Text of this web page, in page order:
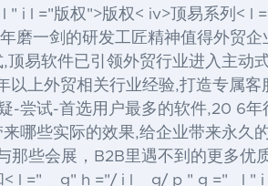
" i l ="版权">版权< iv>顶易系列< l
磨一剑的研发工匠精神值得外贸
易软件已引领外贸行业进入主动
上外贸相关行业经验,打造专属客
-尝试-首选用户最多的软件,20 6
哪些实际的效果,给企业带来永久
那些会展，B2B里遇不到的更多优
l =" _ g" h ="/ i l _ g/ p " g ="_ l " i